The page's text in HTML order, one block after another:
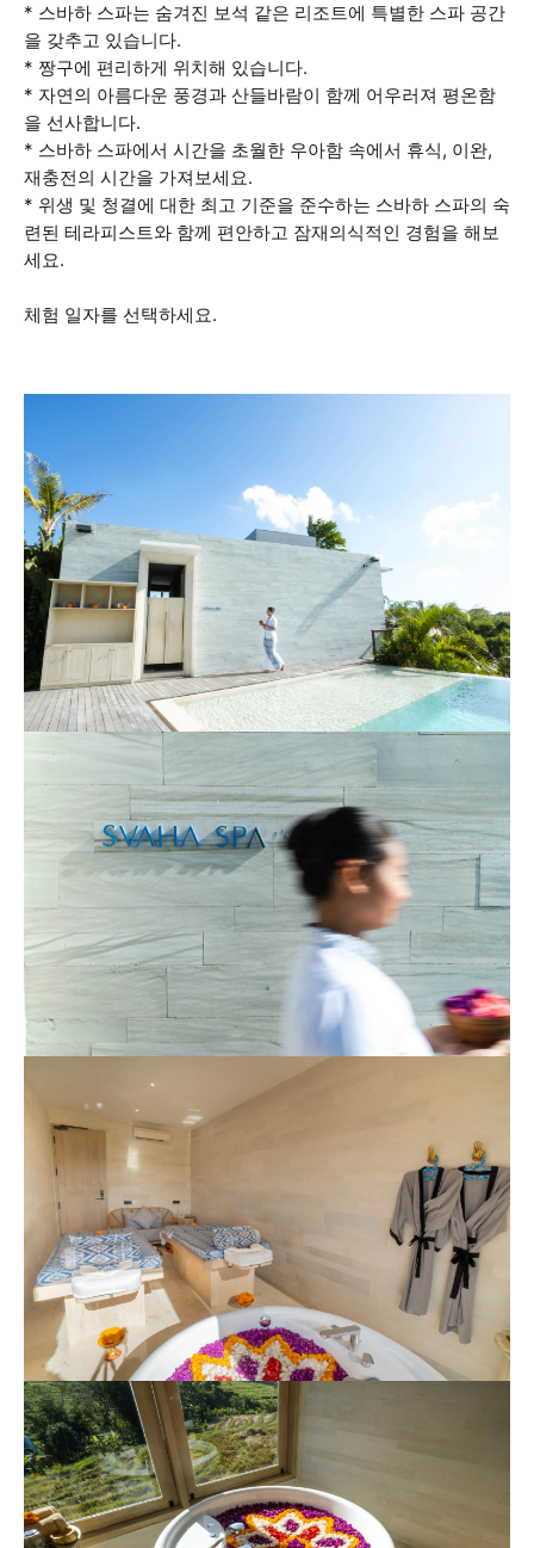
* 스바하 스파는 숨겨진 보석 같은 리조트에 특별한 스파 공간
을 갖추고 있습니다.
* 짱구에 편리하게 위치해 있습니다.
* 자연의 아름다운 풍경과 산들바람이 함께 어우러져 평온함
을 선사합니다.
* 스바하 스파에서 시간을 초월한 우아함 속에서 휴식, 이완,
재충전의 시간을 가져보세요.
* 위생 및 청결에 대한 최고 기준을 준수하는 스바하 스파의 숙
련된 테라피스트와 함께 편안하고 잠재의식적인 경험을 해보
세요.
체험 일자를 선택하세요.